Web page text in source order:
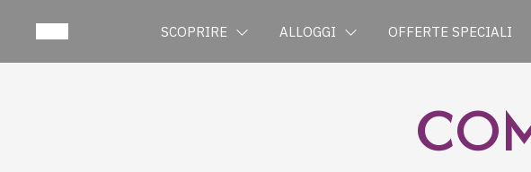
SCOPRIRE ALLOGGI OFFERTE SPECIALI